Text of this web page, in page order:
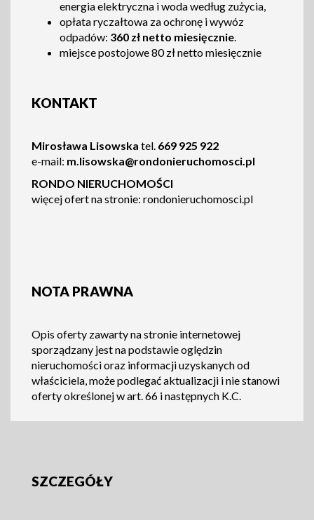
energia elektryczna i woda według zużycia,
opłata ryczałtowa za ochronę i wywóz
odpadów: 360 zł netto miesięcznie.
miejsce postojowe 80 zł netto miesięcznie
KONTAKT
Mirosława Lisowska tel. 669 925 922
e-mail: m.lisowska@rondonieruchomosci.pl
RONDO NIERUCHOMOŚCI
więcej ofert na stronie: rondonieruchomosci.pl
NOTA PRAWNA
Opis oferty zawarty na stronie internetowej
sporządzany jest na podstawie oględzin
nieruchomości oraz informacji uzyskanych od
właściciela, może podlegać aktualizacji i nie stanowi
oferty określonej w art. 66 i następnych K.C.
SZCZEGÓŁY